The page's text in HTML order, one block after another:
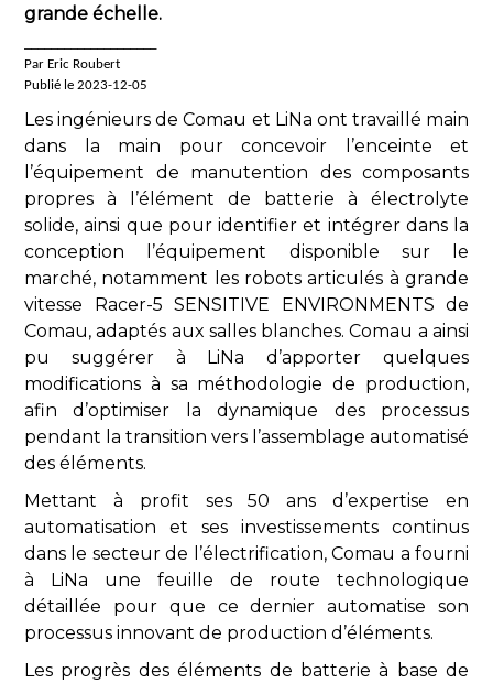
grande échelle.
Par Eric Roubert
Publié le 2023-12-05
Les ingénieurs de Comau et LiNa ont travaillé main
dans la main pour concevoir l’enceinte et
l’équipement de manutention des composants
propres à l’élément de batterie à électrolyte
solide, ainsi que pour identifier et intégrer dans la
conception l’équipement disponible sur le
marché, notamment les robots articulés à grande
vitesse Racer-5 SENSITIVE ENVIRONMENTS de
Comau, adaptés aux salles blanches. Comau a ainsi
pu suggérer à LiNa d’apporter quelques
modifications à sa méthodologie de production,
afin d’optimiser la dynamique des processus
pendant la transition vers l’assemblage automatisé
des éléments.
Mettant à profit ses 50 ans d’expertise en
automatisation et ses investissements continus
dans le secteur de l’électrification, Comau a fourni
à LiNa une feuille de route technologique
détaillée pour que ce dernier automatise son
processus innovant de production d’éléments.
Les progrès des éléments de batterie à base de